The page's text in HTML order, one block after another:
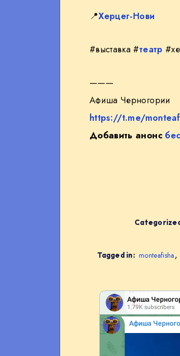
📍Херцег-Нови
#выставка #театр
———
Афиша Черногории
https://t.me/
Добавить анонс
Tagged in: monteafisha,